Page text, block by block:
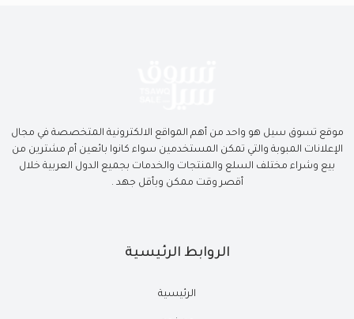
موقع تسوق سيل هو واحد من أهم المواقع الالكترونية المتخصصة في مجال
الإعلانات المبوبة والتي تمكن المستخدمين سواء كانوا بائعين أم مشترين من
بيع وشراء مختلف السلع والمنتجات والخدمات بجميع الدول العربية خلال
أقصر وقت ممكن وبأقل جهد .
الروابط الرئيسية
الرئيسية